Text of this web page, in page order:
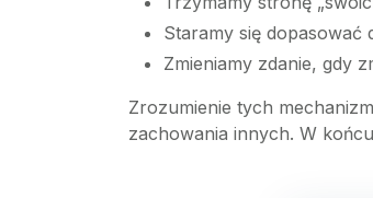
Staramy się
Zmieniamy zdanie, gdy
Zrozumienie tych
zachowania innych. W